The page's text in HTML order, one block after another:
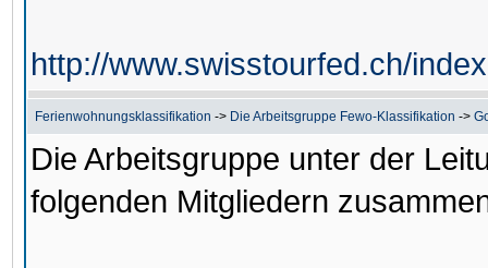
http://www.swisstourfed.ch/
Ferienwohnungsklassifikation -> Die Arbeitsgruppe Fewo-Klassifikation ->
Die Arbeitsgruppe unter der
folgenden Mitgliedern